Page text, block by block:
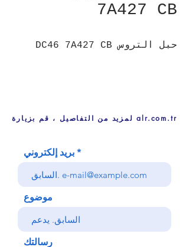
7A427 CB
حبل التروس DC46 7A427 CB
لمزيد من التفاصيل ، قم بزيارة alr.com.tr
بريد إلكتروني
موضوع
رسالتك